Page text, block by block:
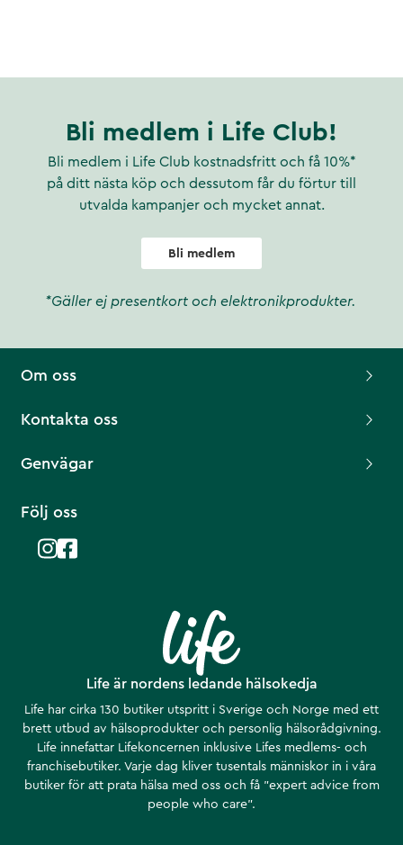
Bli medlem i Life Club!
Bli medlem i Life Club kostnadsfritt och få 10%*
på ditt nästa köp och dessutom får du förtur till
utvalda kampanjer och mycket annat.
Bli medlem
*Gäller ej presentkort och elektronikprodukter.
Life är nordens ledande hälsokedja
Life har cirka 130 butiker utspritt i Sverige och Norge med ett
brett utbud av hälsoprodukter och personlig hälsorådgivning.
Life innefattar Lifekoncernen inklusive Lifes medlems- och
franchisebutiker. Varje dag kliver tusentals människor in i våra
butiker för att prata hälsa med oss och få ”expert advice from
people who care”.
Om oss
Kontakta oss
Genvägar
Följ oss